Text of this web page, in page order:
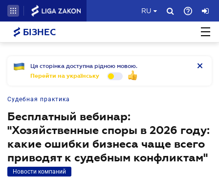
RU
БІЗНЕС
Ця сторінка доступна рідною мовою.
Перейти на українську
Судебная практика
Бесплатный вебинар:
"Хозяйственные споры в 2026 году:
какие ошибки бизнеса чаще всего
приводят к судебным конфликтам"
Новости компаний